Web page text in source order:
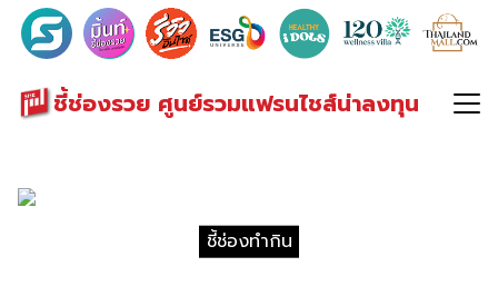
ชี้ช่องรวย ศูนย์รวมแฟรนไชส์น่าลงทุน
Search
for:
ชี้ช่องทำกิน